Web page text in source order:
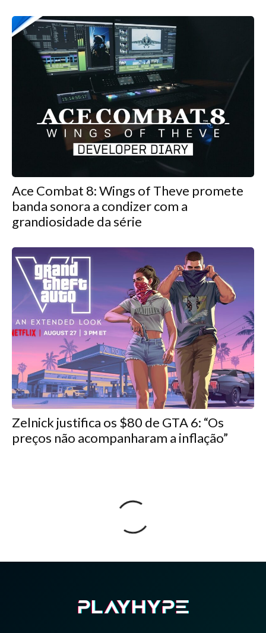
Ace Combat 8: Wings of Theve promete
banda sonora a condizer com a
grandiosidade da série
Zelnick justifica os $80 de GTA 6: “Os
preços não acompanharam a inflação”